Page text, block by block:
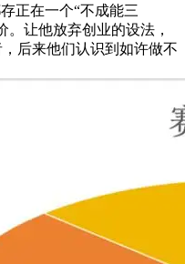
正在一个“不成能三
让他放弃创业的设法，
后来他们认识到如许做不